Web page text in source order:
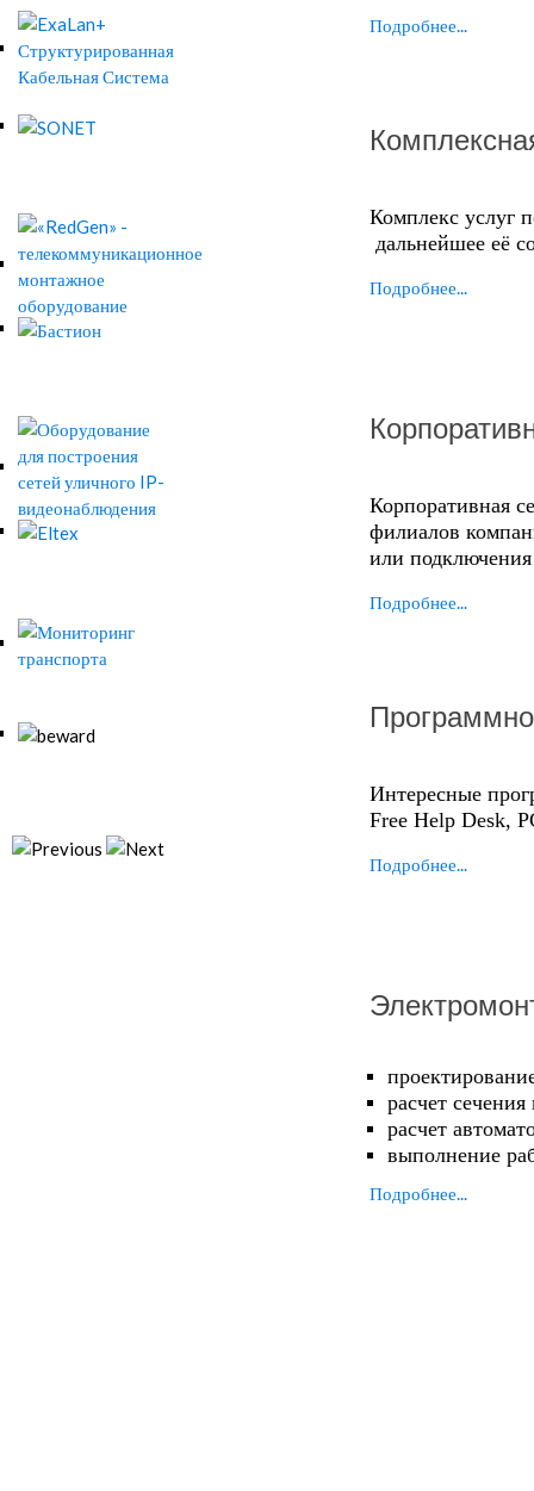
Подробнее...
Комплекс услуг
дальнейшее её
Подробнее...
Корпоративная
филиалов
или
Подробнее...
Интересные
Free Help Desk,
Подробнее...
расчет
расчет
выполнение
Подробнее...